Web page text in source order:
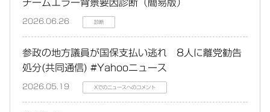
チームエラー背景要因診断（簡易版）
2026.06.26 診断
参政の地方議員が国保支払い逃れ 8人に離党勧告
処分(共同通信) #Yahooニュース
2026.05.19 Xでのニュースへのコメント